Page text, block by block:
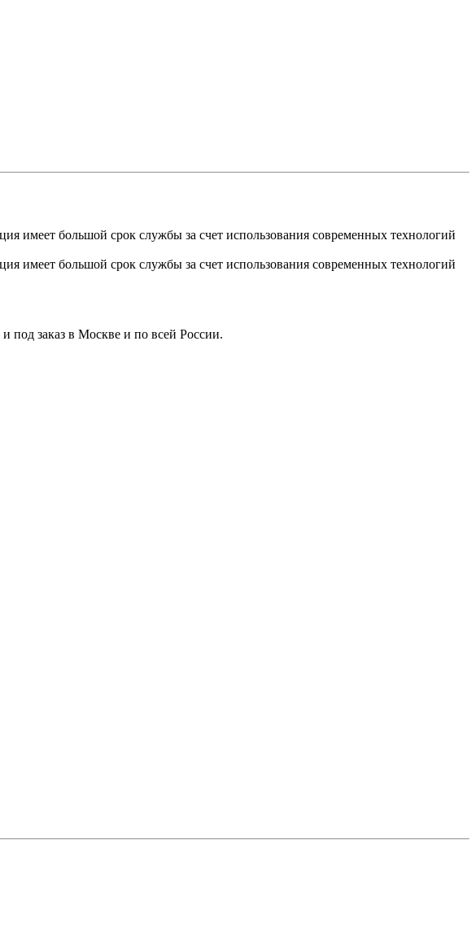
имеет большой срок службы за счет использования современных технологий
имеет большой срок службы за счет использования современных технологий
под заказ в Москве и по всей России.